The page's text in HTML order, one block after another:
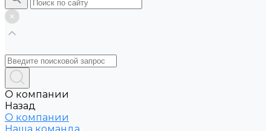
О компании
Назад
О компании